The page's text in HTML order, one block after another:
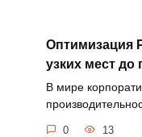
Оптимизация
узких мест до
В мире
0 13